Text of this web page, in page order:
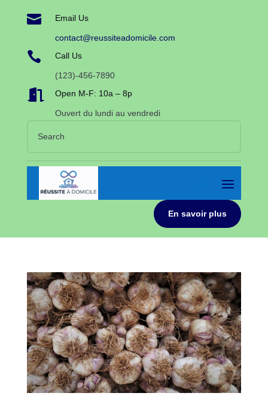
 Email Us
contact@reussiteadomicile.com
 Call Us
(123)-456-7890
 Open M-F: 10a – 8p
Ouvert du lundi au vendredi
En savoir plus